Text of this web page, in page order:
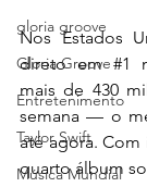
gloria groove
Gloria Groove
Entretenimento
Taylor Swift
Música Mundial
Nos Estados
direto em #1
mais de 430
semana — o
até agora. Com
quarto álbum